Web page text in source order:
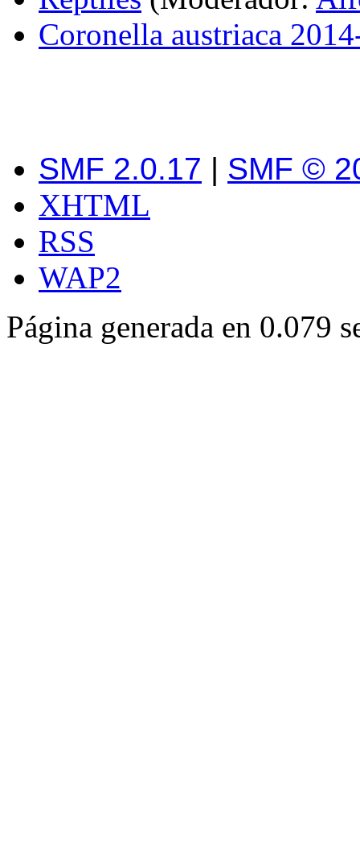
Coronella austriaca
SMF 2.0.17 | SMF ©
XHTML
RSS
WAP2
Página generada en 0.079